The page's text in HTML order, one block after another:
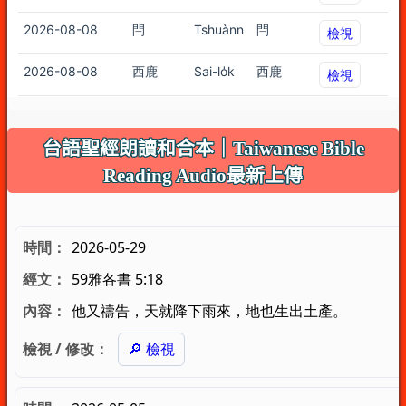
台語聖經朗讀和合本｜Taiwanese Bible
Reading Audio最新上傳